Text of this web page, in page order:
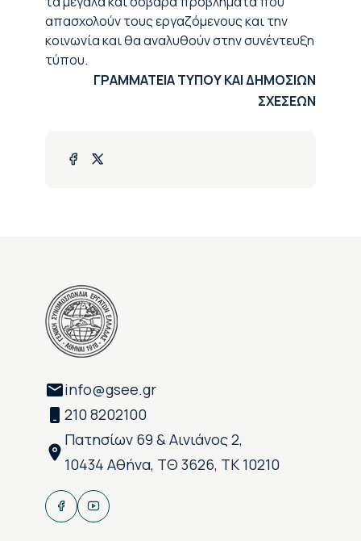
απασχολούν τους εργαζόμενους και την
κοινωνία και θα αναλυθούν στην συνέντευξη
τύπου.
ΓΡΑΜΜΑΤΕΙΑ ΤΥΠΟΥ ΚΑΙ ΔΗΜΟΣΙΩΝ
ΣΧΕΣΕΩΝ
info@gsee.gr
210 8202100
Πατησίων 69 & Αινιάνος 2,
10434 Αθήνα, ΤΘ 3626, ΤΚ 10210